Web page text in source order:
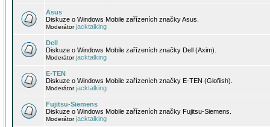
Asus
Diskuze o Windows Mobile zařízeních značky Asus.
Moderátorjacktalking
Dell
Diskuze o Windows Mobile zařízeních značky Dell (Axim).
Moderátorjacktalking
E-TEN
Diskuze o Windows Mobile zařízeních značky E-TEN (Glofiish).
Moderátorjacktalking
Fujitsu-Siemens
Diskuze o Windows Mobile zařízeních značky Fujitsu-Siemens.
Moderátorjacktalking